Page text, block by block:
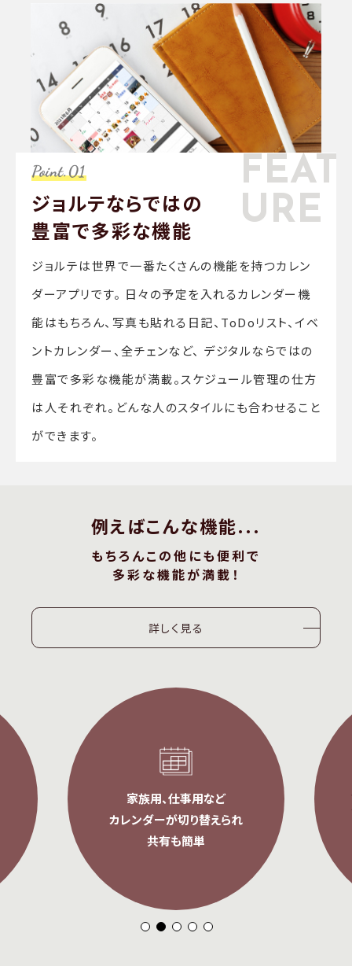
ジョルテならではの
豊富で多彩な機能
ジョルテは世界で一番たくさんの機能を持つカレン
ダーアプリです。 日々の予定を入れるカレンダー機
能はもちろん、写真も貼れる日記、ToDoリスト、イベ
ントカレンダー、全チェンなど、 デジタルならではの
豊富で多彩な機能が満載。スケジュール管理の仕方
は人それぞれ。どんな人のスタイルにも合わせること
ができます。
FEAT
URE
例えばこんな機能...
もちろんこの他にも便利で
多彩な機能が満載！
詳しく見る
家族用、仕事用など
カレンダーが切り替えられ
共有も簡単